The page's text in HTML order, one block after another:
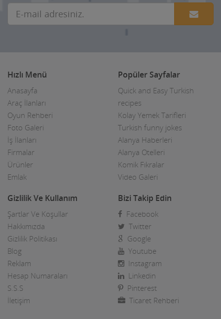
Hızlı Menü
Anasayfa
Araç İlanları
Oyun Rehberi
Foto Galeri
İş İlanları
Firmalar
Ürünler
Emlak
Popüler Sayfalar
Quick and Easy Turkish
recipes
Kolay Yemek Tarifleri
Turkish funny jokes
Alanya Haberleri
Alanya Otelleri
Komik Fıkralar
Video Galeri
Gizlilik Ve Kullanım
Şartlar Ve Koşullar
Hakkımızda
Gizlilik Politikası
Blog
Reklam
Hesap Numaraları
S.S.S
İletişim
Bizi Takip Edin
Facebook
Twitter
Google
Youtube
Instagram
Linkedin
Pinterest
Ticaret Rehberi